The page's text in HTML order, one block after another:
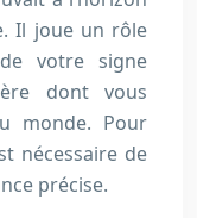
Il joue un rôle
votre signe
dont vous
monde. Pour
nécessaire de
précise.